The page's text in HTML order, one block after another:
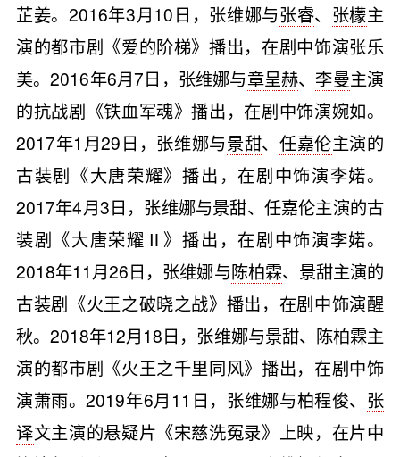
芷姜。2016年3月10日，张维娜与张睿、 张檬主
演的都市剧《爱的阶梯》播出，在剧中饰演张乐
美。2016年6月7日，张维娜与章呈赫、 李曼主演
的抗战剧《铁血军魂》播出，在剧中饰演婉如。
2017年1月29日，张维娜与景甜、 任嘉伦主演的
古装剧《大唐荣耀》播出，在剧中饰演李婼。
2017年4月3日，张维娜与景甜、任嘉伦主演的古
装剧《大唐荣耀Ⅱ》播出，在剧中饰演李婼。
2018年11月26日，张维娜与陈柏霖、景甜主演的
古装剧《火王之破晓之战》播出，在剧中饰演醒
秋。2018年12月18日，张维娜与景甜、陈柏霖主
演的都市剧《火王之千里同风》播出，在剧中饰
演萧雨。2019年6月11日，张维娜与柏程俊、 张
译文主演的悬疑片《宋慈洗冤录》上映，在片中